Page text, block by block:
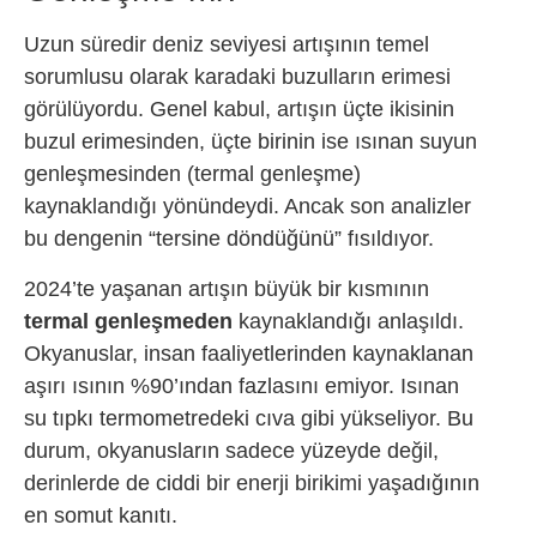
Uzun süredir deniz seviyesi artışının temel
sorumlusu olarak karadaki buzulların erimesi
görülüyordu. Genel kabul, artışın üçte ikisinin
buzul erimesinden, üçte birinin ise ısınan suyun
genleşmesinden (termal genleşme)
kaynaklandığı yönündeydi. Ancak son analizler
bu dengenin “tersine döndüğünü” fısıldıyor.
2024’te yaşanan artışın büyük bir kısmının
termal genleşmeden kaynaklandığı anlaşıldı.
Okyanuslar, insan faaliyetlerinden kaynaklanan
aşırı ısının %90’ından fazlasını emiyor. Isınan
su tıpkı termometredeki cıva gibi yükseliyor. Bu
durum, okyanusların sadece yüzeyde değil,
derinlerde de ciddi bir enerji birikimi yaşadığının
en somut kanıtı.